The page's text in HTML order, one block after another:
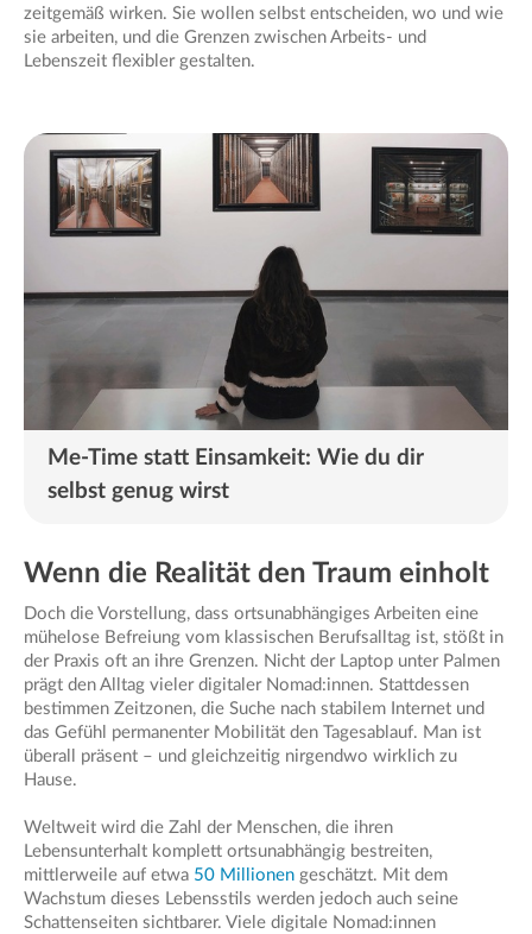
zeitgemäß wirken. Sie wollen selbst entscheiden, wo und wie
sie arbeiten, und die Grenzen zwischen Arbeits- und
Lebenszeit flexibler gestalten.
Me-Time statt Einsamkeit: Wie du dir
selbst genug wirst
Wenn die Realität den Traum einholt
Doch die Vorstellung, dass ortsunabhängiges Arbeiten eine
mühelose Befreiung vom klassischen Berufsalltag ist, stößt in
der Praxis oft an ihre Grenzen. Nicht der Laptop unter Palmen
prägt den Alltag vieler digitaler Nomad:innen. Stattdessen
bestimmen Zeitzonen, die Suche nach stabilem Internet und
das Gefühl permanenter Mobilität den Tagesablauf. Man ist
überall präsent – und gleichzeitig nirgendwo wirklich zu
Hause.
Weltweit wird die Zahl der Menschen, die ihren
Lebensunterhalt komplett ortsunabhängig bestreiten,
mittlerweile auf etwa 50 Millionen geschätzt. Mit dem
Wachstum dieses Lebensstils werden jedoch auch seine
Schattenseiten sichtbarer. Viele digitale Nomad:innen